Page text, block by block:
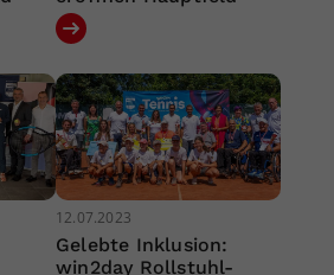
12.07.2023
Gelebte Inklusion:
win2day Rollstuhl-